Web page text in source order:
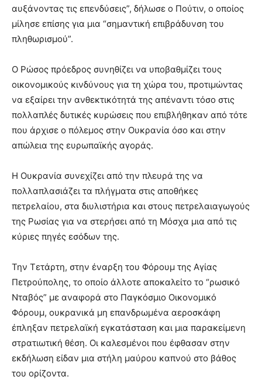
αυξάνοντας τις επενδύσεις”, δήλωσε ο Πούτιν, ο οποίος
μίλησε επίσης για μια “σημαντική επιβράδυνση του
πληθωρισμού”.
Ο Ρώσος πρόεδρος συνηθίζει να υποβαθμίζει τους
οικονομικούς κινδύνους για τη χώρα του, προτιμώντας
να εξαίρει την ανθεκτικότητά της απέναντι τόσο στις
πολλαπλές δυτικές κυρώσεις που επιβλήθηκαν από τότε
που άρχισε ο πόλεμος στην Ουκρανία όσο και στην
απώλεια της ευρωπαϊκής αγοράς.
Η Ουκρανία συνεχίζει από την πλευρά της να
πολλαπλασιάζει τα πλήγματα στις αποθήκες
πετρελαίου, στα διυλιστήρια και στους πετρελαιαγωγούς
της Ρωσίας για να στερήσει από τη Μόσχα μια από τις
κύριες πηγές εσόδων της.
Την Τετάρτη, στην έναρξη του Φόρουμ της Αγίας
Πετρούπολης, το οποίο άλλοτε αποκαλείτο το “ρωσικό
Νταβός” με αναφορά στο Παγκόσμιο Οικονομικό
Φόρουμ, ουκρανικά μη επανδρωμένα αεροσκάφη
έπληξαν πετρελαϊκή εγκατάσταση και μια παρακείμενη
στρατιωτική θέση. Οι καλεσμένοι που έφθασαν στην
εκδήλωση είδαν μια στήλη μαύρου καπνού στο βάθος
του ορίζοντα.